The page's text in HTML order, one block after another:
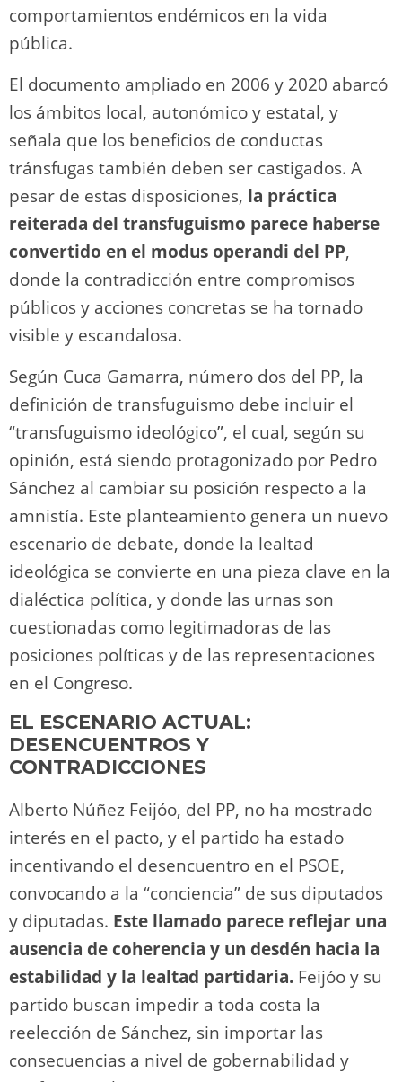
comportamientos endémicos en la vida
pública.
El documento ampliado en 2006 y 2020 abarcó
los ámbitos local, autonómico y estatal, y
señala que los beneficios de conductas
tránsfugas también deben ser castigados. A
pesar de estas disposiciones, la práctica
reiterada del transfuguismo parece haberse
convertido en el modus operandi del PP,
donde la contradicción entre compromisos
públicos y acciones concretas se ha tornado
visible y escandalosa.
Según Cuca Gamarra, número dos del PP, la
definición de transfuguismo debe incluir el
“transfuguismo ideológico”, el cual, según su
opinión, está siendo protagonizado por Pedro
Sánchez al cambiar su posición respecto a la
amnistía. Este planteamiento genera un nuevo
escenario de debate, donde la lealtad
ideológica se convierte en una pieza clave en la
dialéctica política, y donde las urnas son
cuestionadas como legitimadoras de las
posiciones políticas y de las representaciones
en el Congreso.
EL ESCENARIO ACTUAL:
DESENCUENTROS Y
CONTRADICCIONES
Alberto Núñez Feijóo, del PP, no ha mostrado
interés en el pacto, y el partido ha estado
incentivando el desencuentro en el PSOE,
convocando a la “conciencia” de sus diputados
y diputadas. Este llamado parece reflejar una
ausencia de coherencia y un desdén hacia la
estabilidad y la lealtad partidaria. Feijóo y su
partido buscan impedir a toda costa la
reelección de Sánchez, sin importar las
consecuencias a nivel de gobernabilidad y